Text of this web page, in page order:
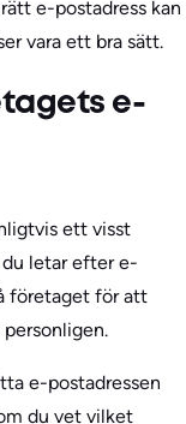
e-postadress kan
vara ett bra sätt.
e-
ett visst
letar efter e-
företaget för att
e-postadressen
du vet vilket